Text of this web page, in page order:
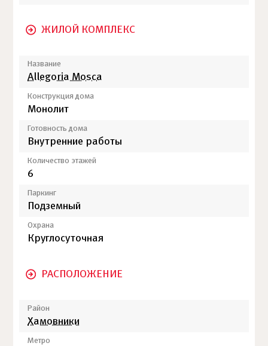
ЖИЛОЙ КОМПЛЕКС
Название
Allegoria Mosca
Конструкция дома
Монолит
Готовность дома
Внутренние работы
Количество этажей
6
Паркинг
Подземный
Охрана
Круглосуточная
РАСПОЛОЖЕНИЕ
Район
Хамовники
Метро